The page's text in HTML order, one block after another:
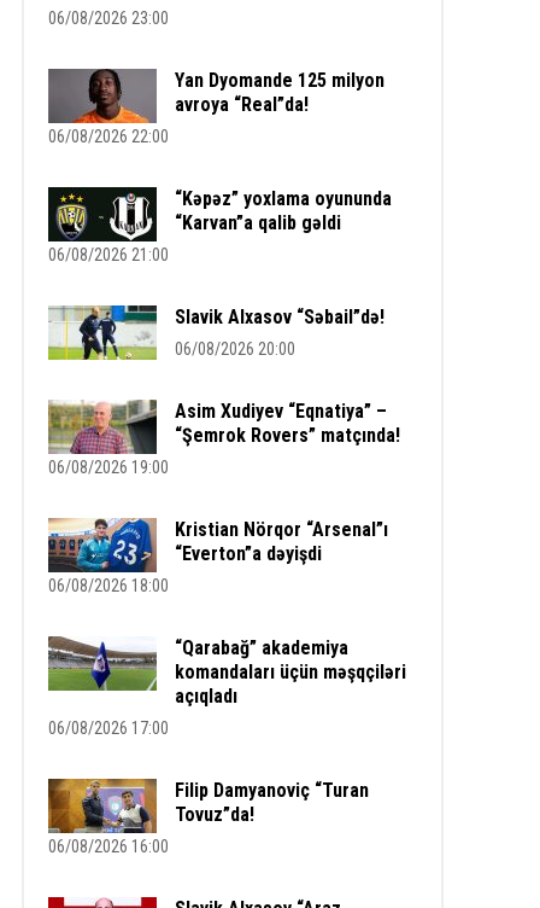
06/08/2026 23:00
Yan Dyomande 125 milyon
avroya “Real”da!
06/08/2026 22:00
“Kəpəz” yoxlama oyununda
“Karvan”a qalib gəldi
06/08/2026 21:00
Slavik Alxasov “Səbail”də!
06/08/2026 20:00
Asim Xudiyev “Eqnatiya” –
“Şemrok Rovers” matçında!
06/08/2026 19:00
Kristian Nörqor “Arsenal”ı
“Everton”a dəyişdi
06/08/2026 18:00
“Qarabağ” akademiya
komandaları üçün məşqçiləri
açıqladı
06/08/2026 17:00
Filip Damyanoviç “Turan
Tovuz”da!
06/08/2026 16:00